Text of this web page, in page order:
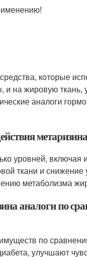
которые
на жировую ткань,
аналоги
уровней, включая
ткани и
метаболизма
аналоги по
по
улучшают